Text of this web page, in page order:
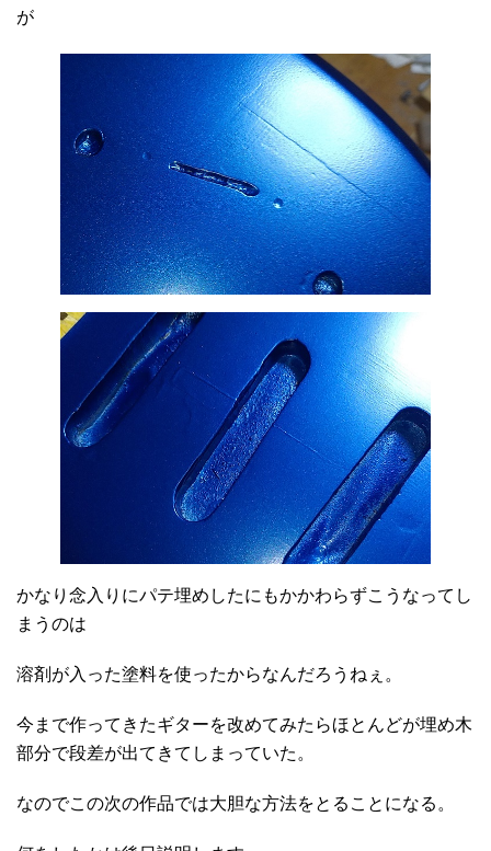
が
かなり念入りにパテ埋めしたにもかかわらずこうなってし
まうのは
溶剤が入った塗料を使ったからなんだろうねぇ。
今まで作ってきたギターを改めてみたらほとんどが埋め木
部分で段差が出てきてしまっていた。
なのでこの次の作品では大胆な方法をとることになる。